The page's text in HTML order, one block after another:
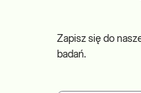
Zapisz się do
badań.